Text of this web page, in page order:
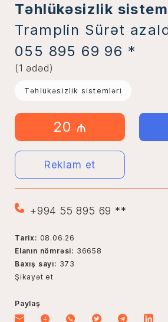
Təhlükəsizlik
Tramplin Sürət
055 895 69 96 *
(1 ədəd)
Təhlükəsizlik sistemləri
20 ₼
Reklam et
+994 55 895 69 **
Tarix: 08.06.26
Elanın nömrəsi: 36658
Baxış sayı: 373
Şikayət et
Paylaş